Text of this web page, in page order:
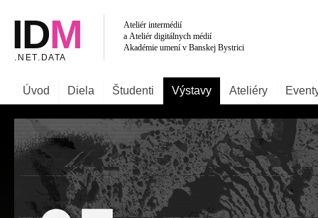
Úvod Diela Študenti Výstavy Ateliéry